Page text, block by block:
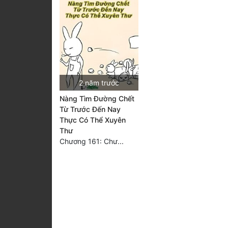
2 năm trước
Nàng Tìm Đường Chết
Từ Trước Đến Nay
Thực Có Thể Xuyên
Thư
Chương 161: Chư...